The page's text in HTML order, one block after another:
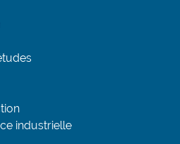
industrielle